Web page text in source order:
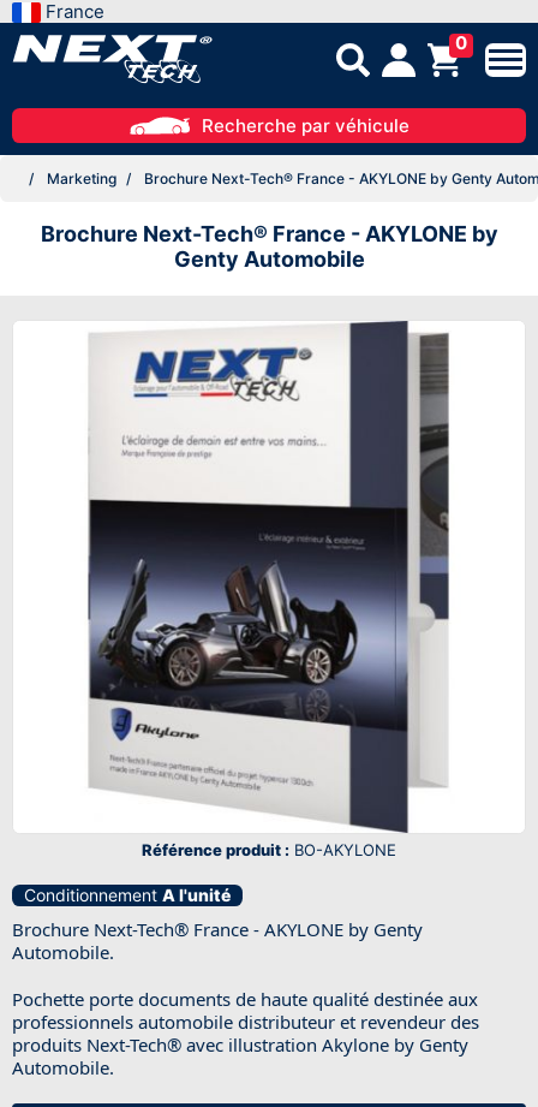
France
0
Recherche par véhicule
Marketing Brochure Next-Tech® France - AKYLONE by Genty
Brochure Next-Tech® France - AKYLONE by
Genty Automobile
Référence produit : BO-AKYLONE
Conditionnement A l'unité
Brochure Next-Tech® France - AKYLONE by Genty
Automobile.
Pochette porte documents de haute qualité destinée aux
professionnels automobile distributeur et revendeur des
produits Next-Tech® avec illustration Akylone by Genty
Automobile.